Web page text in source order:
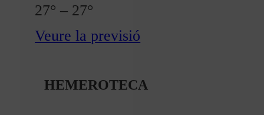
27° – 27°
Veure la previsió
HEMEROTECA